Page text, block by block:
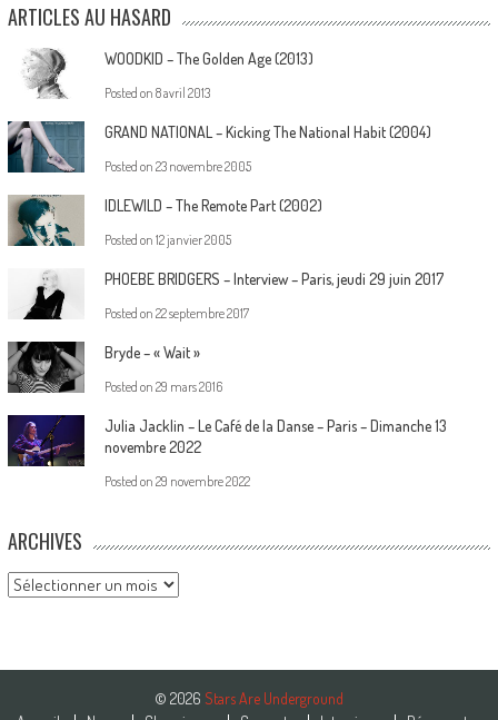
ARTICLES AU HASARD
WOODKID – The Golden Age (2013)
Posted on 8 avril 2013
GRAND NATIONAL – Kicking The National Habit (2004)
Posted on 23 novembre 2005
IDLEWILD – The Remote Part (2002)
Posted on 12 janvier 2005
PHOEBE BRIDGERS – Interview – Paris, jeudi 29 juin 2017
Posted on 22 septembre 2017
Bryde – « Wait »
Posted on 29 mars 2016
Julia Jacklin – Le Café de la Danse – Paris – Dimanche 13
novembre 2022
Posted on 29 novembre 2022
ARCHIVES
Archives
© 2026 Stars Are Underground